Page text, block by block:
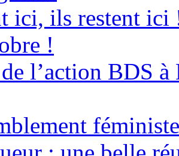
ici, ils restent ici
!
l’action BDS